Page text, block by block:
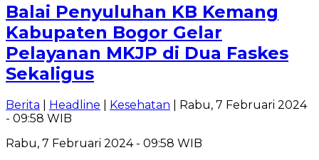
Balai Penyuluhan KB Kemang
Kabupaten Bogor Gelar
Pelayanan MKJP di Dua Faskes
Sekaligus
Berita Headline Kesehatan | Rabu, 7 Februari 2024
- 09:58 WIB
Rabu, 7 Februari 2024 - 09:58 WIB